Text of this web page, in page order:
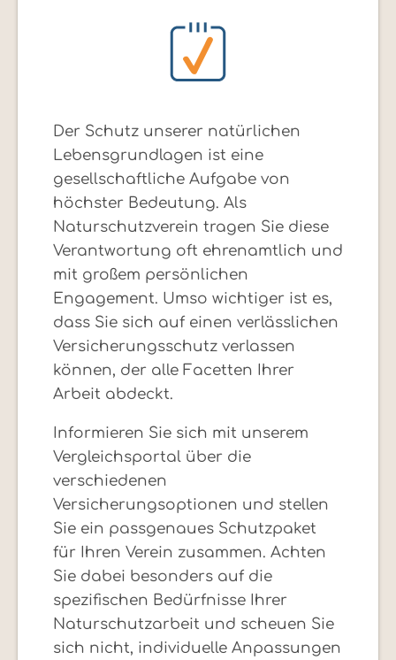
Der Schutz unserer natürlichen
Lebensgrundlagen ist eine
gesellschaftliche Aufgabe von
höchster Bedeutung. Als
Naturschutzverein tragen Sie diese
Verantwortung oft ehrenamtlich und
mit großem persönlichen
Engagement. Umso wichtiger ist es,
dass Sie sich auf einen verlässlichen
Versicherungsschutz verlassen
können, der alle Facetten Ihrer
Arbeit abdeckt.
Informieren Sie sich mit unserem
Vergleichsportal über die
verschiedenen
Versicherungsoptionen und stellen
Sie ein passgenaues Schutzpaket
für Ihren Verein zusammen. Achten
Sie dabei besonders auf die
spezifischen Bedürfnisse Ihrer
Naturschutzarbeit und scheuen Sie
sich nicht, individuelle Anpassungen